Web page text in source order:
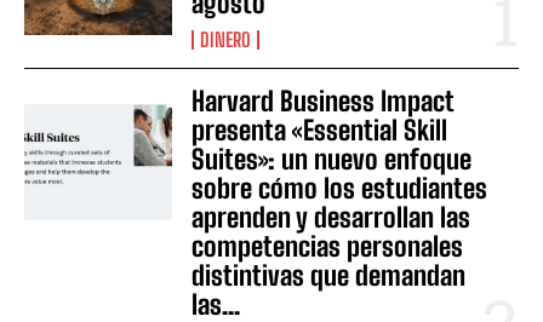
DINERO
Harvard Business Impact
presenta «Essential Skill
Suites»: un nuevo enfoque
sobre cómo los estudiantes
aprenden y desarrollan las
competencias personales
distintivas que demandan
las...